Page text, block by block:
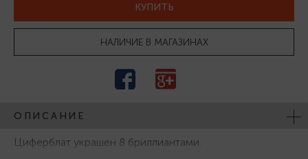
КУПИТЬ
НАЛИЧИЕ В МАГАЗИНАХ
ОПИСАНИЕ
Циферблат украшен 8 бриллиантами.